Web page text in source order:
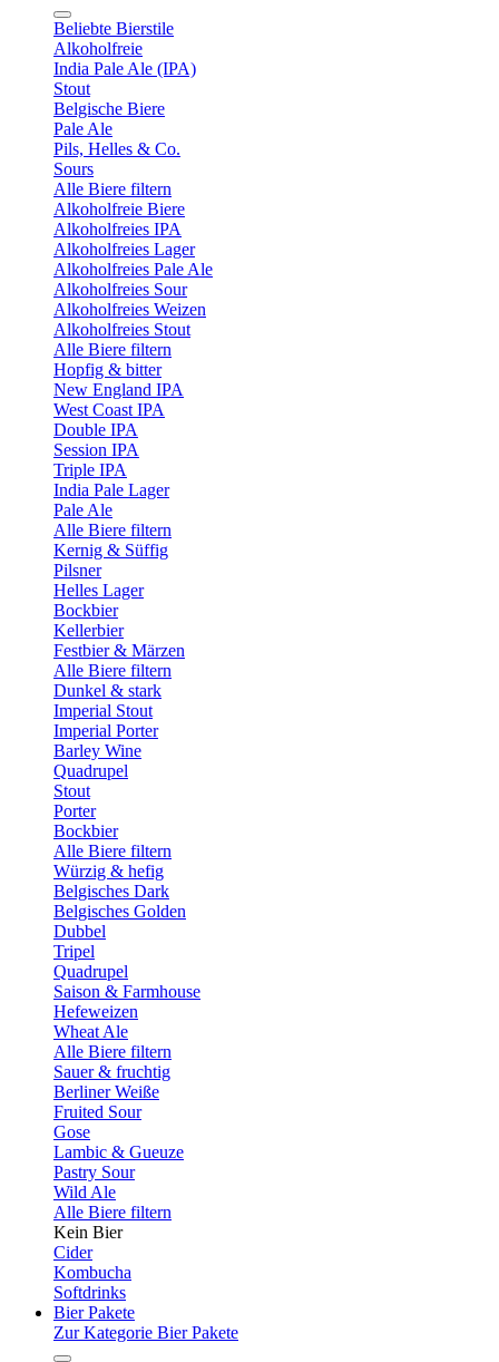
Beliebte Bierstile
Alkoholfreie
India Pale Ale (IPA)
Stout
Belgische Biere
Pale Ale
Pils, Helles & Co.
Sours
Alle Biere filtern
Alkoholfreie Biere
Alkoholfreies IPA
Alkoholfreies Lager
Alkoholfreies Pale Ale
Alkoholfreies Sour
Alkoholfreies Weizen
Alkoholfreies Stout
Alle Biere filtern
Hopfig & bitter
New England IPA
West Coast IPA
Double IPA
Session IPA
Triple IPA
India Pale Lager
Pale Ale
Alle Biere filtern
Kernig & Süffig
Pilsner
Helles Lager
Bockbier
Kellerbier
Festbier & Märzen
Alle Biere filtern
Dunkel & stark
Imperial Stout
Imperial Porter
Barley Wine
Quadrupel
Stout
Porter
Bockbier
Alle Biere filtern
Würzig & hefig
Belgisches Dark
Belgisches Golden
Dubbel
Tripel
Quadrupel
Saison & Farmhouse
Hefeweizen
Wheat Ale
Alle Biere filtern
Sauer & fruchtig
Berliner Weiße
Fruited Sour
Gose
Lambic & Gueuze
Pastry Sour
Wild Ale
Alle Biere filtern
Kein Bier
Cider
Kombucha
Softdrinks
Bier Pakete
Zur Kategorie Bier Pakete